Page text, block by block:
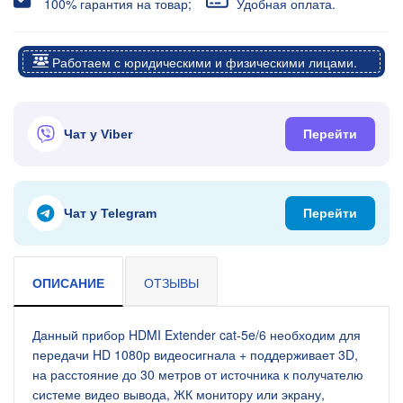
100% гарантия на товар;
Удобная оплата.
Работаем с юридическими и физическими лицами.
Чат у Viber Перейти
Чат у Telegram Перейти
ОПИСАНИЕ ОТЗЫВЫ
Данный прибор HDMI Extender cat-5e/6 необходим для
передачи HD 1080p видеосигнала + поддерживает 3D,
на расстояние до 30 метров от источника к получателю
системе видео вывода, ЖК монитору или экрану,